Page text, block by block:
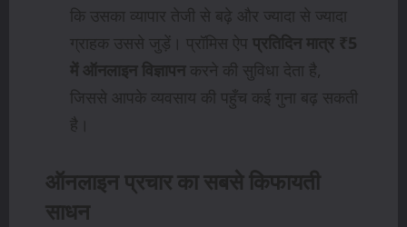
कि उसका व्यापार तेजी से बढ़े और ज्यादा से ज्यादा
ग्राहक उससे जुड़ें। प्रॉमिस ऐप प्रतिदिन मात्र ₹5
में ऑनलाइन विज्ञापनकरने की सुविधा देता है,
जिससे आपके व्यवसाय की पहुँच कई गुना बढ़ सकती
है।
ऑनलाइन प्रचार का सबसे किफायती
साधन